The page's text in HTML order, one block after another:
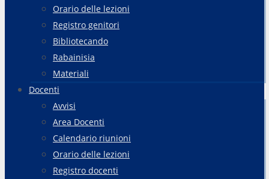
Orario delle lezioni
Registro genitori
Bibliotecando
Rabainisia
Materiali
Docenti
Avvisi
Area Docenti
Calendario riunioni
Orario delle lezioni
Registro docenti